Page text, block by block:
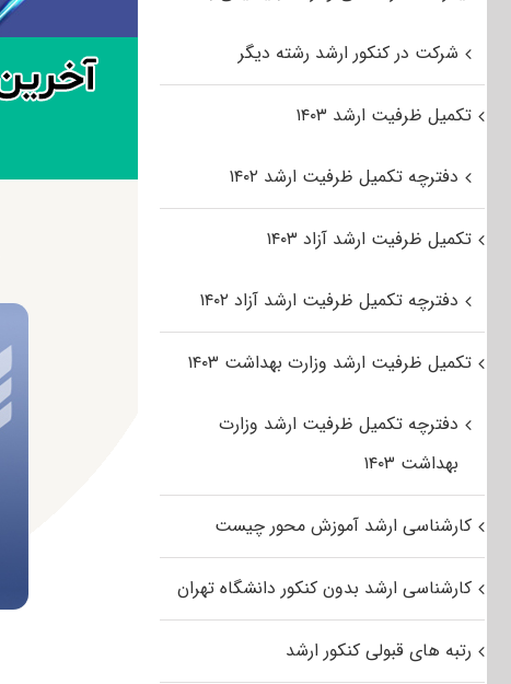
شرکت در کنکور ارشد رشته دیگر
تکمیل ظرفیت ارشد ۱۴۰۳
دفترچه تکمیل ظرفیت ارشد ۱۴۰۲
تکمیل ظرفیت ارشد آزاد ۱۴۰۳
دفترچه تکمیل ظرفیت ارشد آزاد ۱۴۰۲
تکمیل ظرفیت ارشد وزارت بهداشت ۱۴۰۳
دفترچه تکمیل ظرفیت ارشد وزارت
بهداشت ۱۴۰۳
کارشناسی ارشد آموزش محور چیست
کارشناسی ارشد بدون کنکور دانشگاه تهران
رتبه های قبولی کنکور ارشد